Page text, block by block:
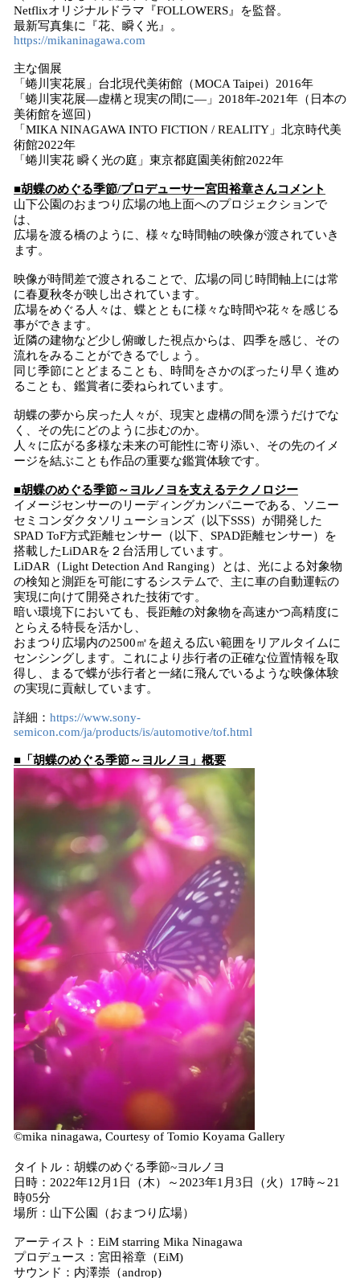
Netflixオリジナルドラマ『FOLLOWERS』を監督。
最新写真集に『花、瞬く光』。
https://mikaninagawa.com
主な個展
「蜷川実花展」台北現代美術館（MOCA Taipei）2016年
「蜷川実花展—虚構と現実の間に—」2018年-2021年（日本の
美術館を巡回）
「MIKA NINAGAWA INTO FICTION / REALITY」北京時代美
術館2022年
「蜷川実花 瞬く光の庭」東京都庭園美術館2022年
■胡蝶のめぐる季節/プロデューサー宮田裕章さんコメント
山下公園のおまつり広場の地上面へのプロジェクションで
は、
広場を渡る橋のように、様々な時間軸の映像が渡されていき
ます。
映像が時間差で渡されることで、広場の同じ時間軸上には常
に春夏秋冬が映し出されています。
広場をめぐる人々は、蝶とともに様々な時間や花々を感じる
事ができます。
近隣の建物など少し俯瞰した視点からは、四季を感じ、その
流れをみることができるでしょう。
同じ季節にとどまることも、時間をさかのぼったり早く進め
ることも、鑑賞者に委ねられています。
胡蝶の夢から戻った人々が、現実と虚構の間を漂うだけでな
く、その先にどのように歩むのか。
人々に広がる多様な未来の可能性に寄り添い、その先のイメ
ージを結ぶことも作品の重要な鑑賞体験です。
■胡蝶のめぐる季節～ヨルノヨを支えるテクノロジー
イメージセンサーのリーディングカンパニーである、ソニー
セミコンダクタソリューションズ（以下SSS）が開発した
SPAD ToF方式距離センサー（以下、SPAD距離センサー）を
搭載したLiDARを２台活用しています。
LiDAR（Light Detection And Ranging）とは、光による対象物
の検知と測距を可能にするシステムで、主に車の自動運転の
実現に向けて開発された技術です。
暗い環境下においても、長距離の対象物を高速かつ高精度に
とらえる特長を活かし、
おまつり広場内の2500㎡を超える広い範囲をリアルタイムに
センシングします。これにより歩行者の正確な位置情報を取
得し、まるで蝶が歩行者と一緒に飛んでいるような映像体験
の実現に貢献しています。
詳細： https://www.sony-
semicon.com/ja/products/is/automotive/tof.html
■「胡蝶のめぐる季節～ヨルノヨ」概要
©mika ninagawa, Courtesy of Tomio Koyama Gallery
タイトル：胡蝶のめぐる季節~ヨルノヨ
日時：2022年12月1日（木）～2023年1月3日（火）17時～21
時05分
場所：山下公園（おまつり広場）
アーティスト：EiM starring Mika Ninagawa
プロデュース：宮田裕章（EiM)
サウンド：内澤崇（androp)